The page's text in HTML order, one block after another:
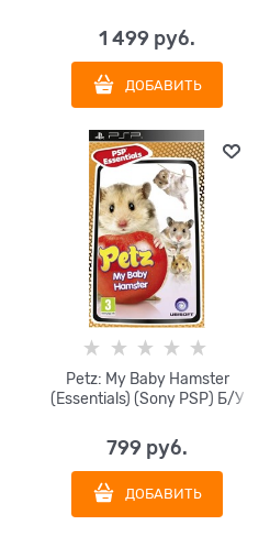
1 499 руб.
ДОБАВИТЬ
Petz: My Baby Hamster
(Essentials) (Sony PSP) Б/У
799 руб.
ДОБАВИТЬ